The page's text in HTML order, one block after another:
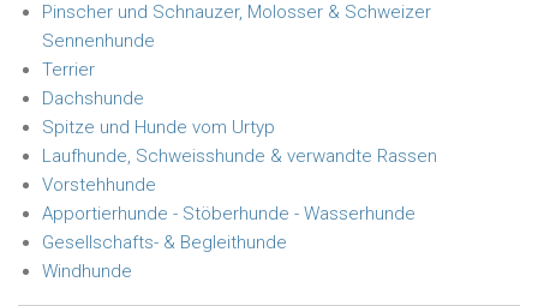
Pinscher und Schnauzer, Molosser & Schweizer
Sennenhunde
Terrier
Dachshunde
Spitze und Hunde vom Urtyp
Laufhunde, Schweisshunde & verwandte Rassen
Vorstehhunde
Apportierhunde - Stöberhunde - Wasserhunde
Gesellschafts- & Begleithunde
Windhunde